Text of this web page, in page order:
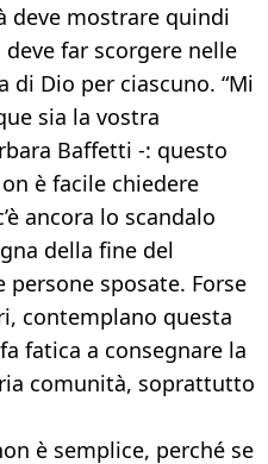
deve mostrare quindi
far scorgere nelle
Dio per ciascuno. “Mi
sia la vostra
Baffetti -: questo
è facile chiedere
ancora lo scandalo
della fine del
sposate. Forse
contemplano questa
fatica a consegnare la
comunità, soprattutto
è semplice, perché se